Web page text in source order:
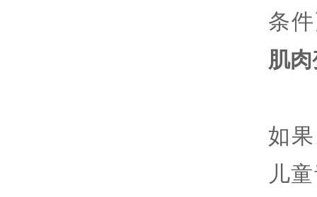
条
肌
如
儿